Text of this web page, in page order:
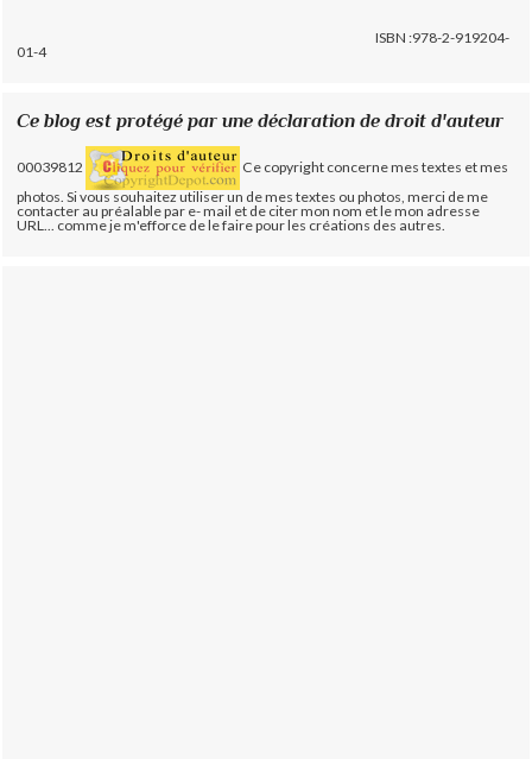
ISBN :978-2-919204-
01-4
Ce blog est protégé par une déclaration de droit d'auteur
00039812
Ce copyright concerne mes textes et mes
photos. Si vous souhaitez utiliser un de mes textes ou photos, merci de me
contacter au préalable par e- mail et de citer mon nom et le mon adresse
URL... comme je m'efforce de le faire pour les créations des autres.